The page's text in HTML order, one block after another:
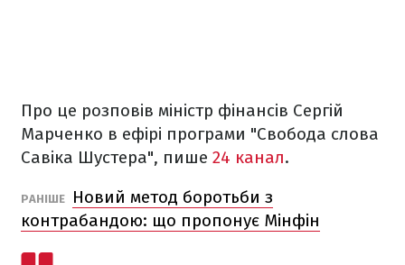
Про це розповів міністр фінансів Сергій
Марченко в ефірі програми "Свобода слова
Савіка Шустера", пише 24 канал.
РАНІШЕ
Новий метод боротьби з
контрабандою: що пропонує Мінфін